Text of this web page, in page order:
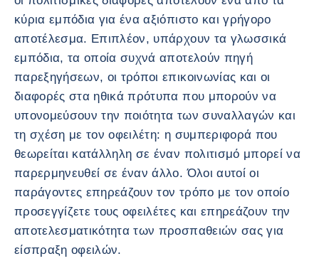
κύρια εμπόδια για ένα αξιόπιστο και γρήγορο
αποτέλεσμα. Επιπλέον, υπάρχουν τα γλωσσικά
εμπόδια, τα οποία συχνά αποτελούν πηγή
παρεξηγήσεων, οι τρόποι επικοινωνίας και οι
διαφορές στα ηθικά πρότυπα που μπορούν να
υπονομεύσουν την ποιότητα των συναλλαγών και
τη σχέση με τον οφειλέτη: η συμπεριφορά που
θεωρείται κατάλληλη σε έναν πολιτισμό μπορεί να
παρερμηνευθεί σε έναν άλλο. Όλοι αυτοί οι
παράγοντες επηρεάζουν τον τρόπο με τον οποίο
προσεγγίζετε τους οφειλέτες και επηρεάζουν την
αποτελεσματικότητα των προσπαθειών σας για
είσπραξη οφειλών.